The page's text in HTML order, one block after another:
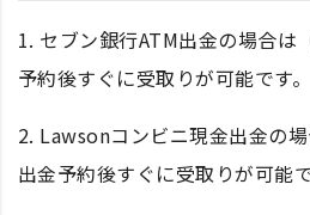
1. セブン銀行ATM出金の場合は
予約後すぐに受取りが可能です。
2. Lawsonコンビニ現金出金の
出金予約後すぐに受取りが可能で